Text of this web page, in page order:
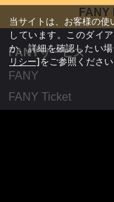
FANY
FANYサービス
FANY
FANY Ticket
当サイトは、お客様の
しています。このダイ
か、詳細を確認したい場
リシー]をご参照ください